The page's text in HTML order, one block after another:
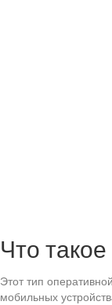
Что
Этот тип
мобильных